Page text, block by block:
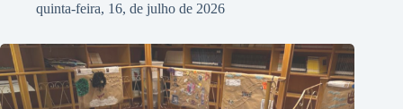
quinta-feira, 16, de julho de 2026